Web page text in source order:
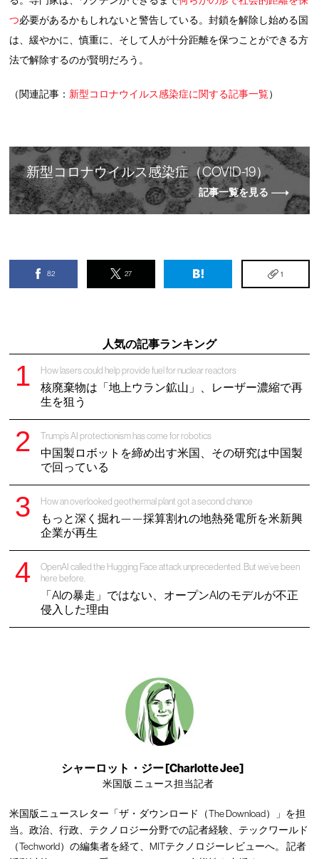
つ必要があるかもしれないと警告している。封鎖を解除し始める国
は、緩やかに、慎重に、そして人が十分距離を保つことができる方
法で解除するのが賢明だろう。
（関連記事： 新型コロナウイルス感染症に関する記事一覧）
新型 コロナウイルス感染症（COVID-19）
記事一覧を見る
82 27 1
人気の記事ランキング
How lasers could help provide fuel for nuclear reactors
核廃棄物は「地上ウラン鉱山」、レーザー濃縮で再
生を狙う
Trump’s AI protectionism has come for robotics
中国製ロボットを締め出す米国、その研究は中国製
で回っている
How an overlooked geothermal plant got a second chance
もっと深く掘れ——採算割れの地熱発電所を米新興
企業が再生
OpenAI called the Hugging Face attack unprecedented. But we’ve been
here before.
「AIの暴走」ではない、オープンAIのモデルが不正
侵入した理由
シャーロット・ジー [Charlotte Jee]
米国版 ニュース担当記者
米国版ニュースレター「ザ・ダウンロード（The Download）」を担
当。政治、行政、テクノロジー分野での記者経験、テックワールド
（Techworld）の編集者を経て、MITテクノロジーレビューへ。 記者